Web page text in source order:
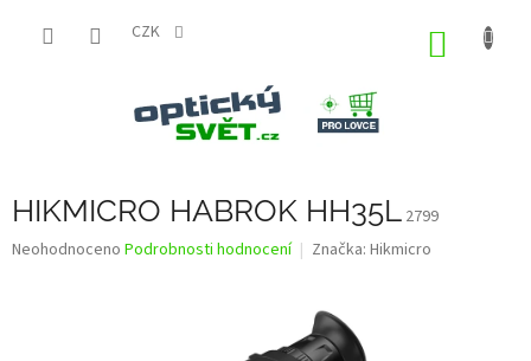
CZK
HIKMICRO HABROK HH35L 2799
Průměrné
Neohodnoceno Podrobnosti hodnocení Značka: Hikmicro